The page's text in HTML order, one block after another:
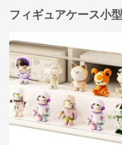
フィギュアケース小